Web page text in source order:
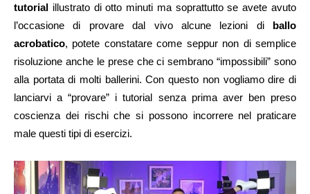
tutorial illustrato di otto minuti ma soprattutto se avete avuto
l’occasione di provare dal vivo alcune lezioni di ballo
acrobatico, potete constatare come seppur non di semplice
risoluzione anche le prese che ci sembrano “impossibili” sono
alla portata di molti ballerini. Con questo non vogliamo dire di
lanciarvi a “provare” i tutorial senza prima aver ben preso
coscienza dei rischi che si possono incorrere nel praticare
male questi tipi di esercizi.